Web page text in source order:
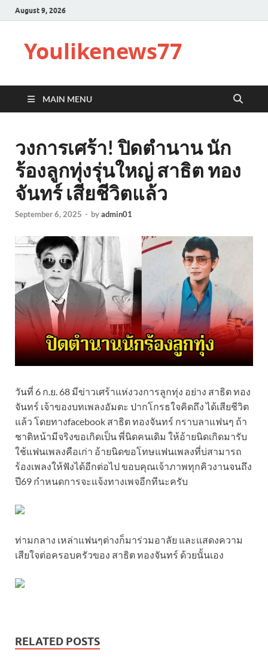
August 9, 2026
Youlikenews77
MAIN MENU
วงการเศร้า! ปิดตำนาน นัก
ร้องลูกทุ่งรุ่นใหญ่ สาธิต ทอง
จันทร์ เสียชีวิตแล้ว
September 6, 2025 - byadmin01
วันที่ 6 ก.ย. 68 มีข่าวเศร้าแห่งวงการลูกทุ่ง อย่าง สาธิต ทอง
จันทร์ เจ้าของบทเพลงอัมตะ ปากโกรธใจคิดถึง ได้เสียชีวิต
แล้ว โดยทางfacebook สาธิต ทองจันทร์ กราบลาแฟนๆ ถ้า
ชาติหน้ามีจริงขอเกิดเป็น พี่นิดคนเดิม ให้อ้ายนิดเกิดมารับ
ใช้แฟนเพลงคือเก่า อ้ายนิดขอโทษแฟนเพลงที่บ่สามารถ
ร้องเพลงให้ฟังได้อีกต่อไป ขอบคุณเจ้าภาพทุกคิวงานจนถึง
ปี69 กำหนดการจะแจ้งทางเพจอีกทีนะครับ
ท่ามกลาง เหล่าแฟนๆต่างก็มาร่วมอาลัย และแสดงความ
เสียใจต่อครอบครัวของ สาธิต ทองจันทร์ ด้วยนั้นเอง
RELATED POSTS